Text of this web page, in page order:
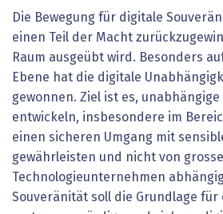
Die Bewegung für digitale
einen Teil der Macht
Raum ausgeübt wird. Besonders
Ebene hat die digitale
gewonnen. Ziel ist es, unabhängige
entwickeln, insbesondere im
einen sicheren Umgang mit
gewährleisten und nicht von
Technologieunternehmen
Souveränität soll die Grundlage für